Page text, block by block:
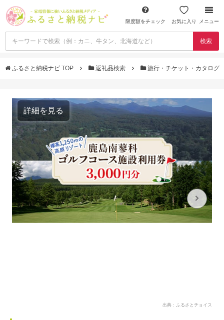
限度額をチェック お気に入り メニュー
検索
ふるさと納税ナビ TOP 返礼品検索 旅行・チケット・カタログ
詳細を見る
出典：ふるさとチョイス